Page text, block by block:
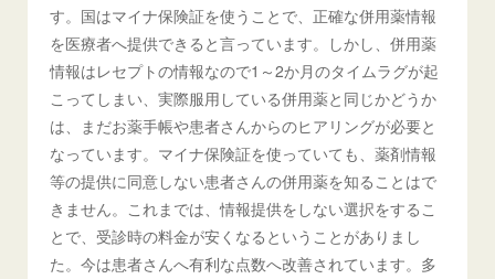
す。国はマイナ保険証を使うことで、正確な併用薬情報
を医療者へ提供できると言っています。しかし、併用薬
情報はレセプトの情報なので1～2か月のタイムラグが起
こってしまい、実際服用している併用薬と同じかどうか
は、まだお薬手帳や患者さんからのヒアリングが必要と
なっています。マイナ保険証を使っていても、薬剤情報
等の提供に同意しない患者さんの併用薬を知ることはで
きません。これまでは、情報提供をしない選択をするこ
とで、受診時の料金が安くなるということがありまし
た。今は患者さんへ有利な点数へ改善されています。多